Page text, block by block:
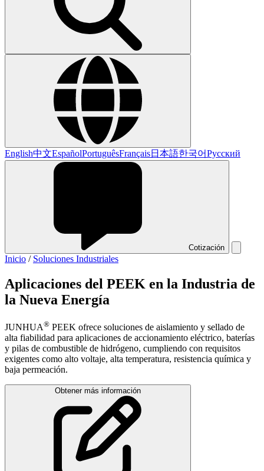
English中文EspañolPortuguêsFrançais日本語한국어Русский
Cotización
Inicio / Soluciones Industriales
Aplicaciones del PEEK en la Industria de
la Nueva Energía
JUNHUA® PEEK ofrece soluciones de aislamiento y sellado de
alta fiabilidad para aplicaciones de accionamiento eléctrico, baterías
y pilas de combustible de hidrógeno, cumpliendo con requisitos
exigentes como alto voltaje, alta temperatura, resistencia química y
baja permeación.
Obtener más información